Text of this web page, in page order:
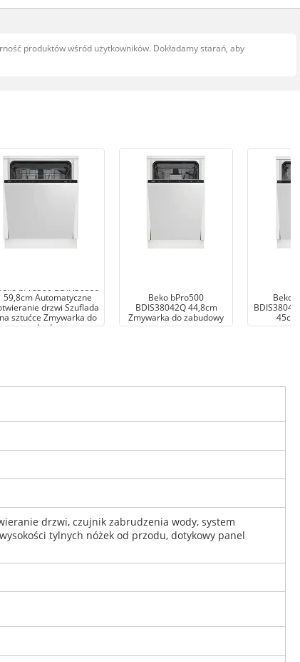
produktów wśród użytkowników. Dokładamy starań, aby
bPro500 BDIN38555
59,8cm Automatyczne
drzwi Szuflada
na sztućce Zmywarka do
zabudowy
Beko bPro500
BDIS38042Q 44,8cm
Zmywarka do zabudowy
Beko
45cm
drzwi, czujnik zabrudzenia wody, system
tylnych nóżek od przodu, dotykowy panel